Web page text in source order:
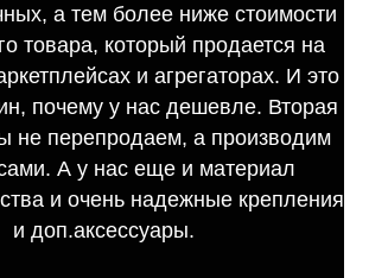
а тем более ниже стоимости
товара, который продается на
и агрегаторах. И это
почему у нас дешевле. Вторая
не перепродаем, а производим
А у нас еще и материал
и очень надежные крепления
и доп.аксессуары.